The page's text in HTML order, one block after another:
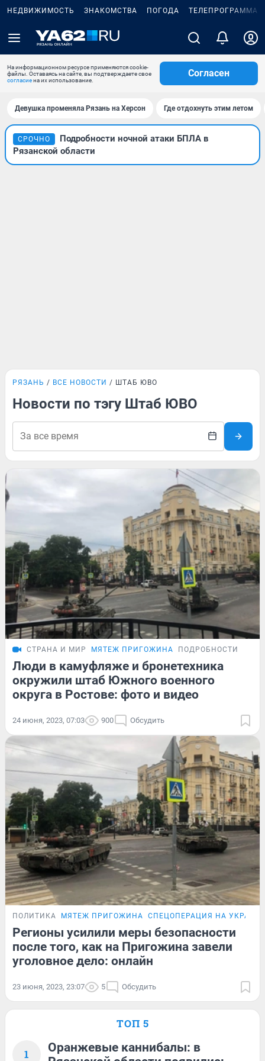
НЕДВИЖИМОСТЬ ЗНАКОМСТВА ПОГОДА ТЕЛЕПРОГРАММА
На информационном ресурсе применяются cookie-
файлы. Оставаясь на сайте, вы подтверждаете свое
согласиена их использование.
Согласен
Девушка променяла Рязань на Херсон Где отдохнуть этим летом
СРОЧНО
Подробности ночной атаки БПЛА в
Рязанской области
РЯЗАНЬ ВСЕ НОВОСТИ ШТАБ ЮВО
Новости по тэгу Штаб ЮВО
СТРАНА И МИР МЯТЕЖ ПРИГОЖИНА ПОДРОБНОСТИ
Люди в камуфляже и бронетехника
окружили штаб Южного военного
округа в Ростове: фото и видео
24 июня, 2023, 07:03 900 Обсудить
ПОЛИТИКА МЯТЕЖ ПРИГОЖИНА СПЕЦОПЕРАЦИЯ НА
Регионы усилили меры безопасности
после того, как на Пригожина завели
уголовное дело: онлайн
23 июня, 2023, 23:07 5 Обсудить
ТОП 5
1
Оранжевые каннибалы: в